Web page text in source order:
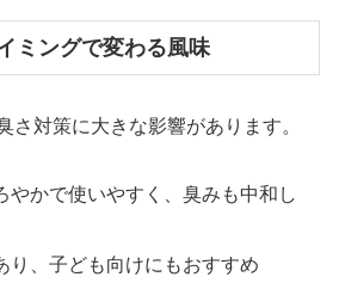
ミングで変わる風味
さ対策に大きな影響があります。
やかで使いやすく、臭みも中和し
り、子ども向けにもおすすめ